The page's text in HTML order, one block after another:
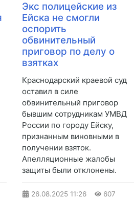
Экс полицейские из
Ейска не смогли
оспорить
обвинительный
приговор по делу о
взятках
Краснодарский краевой суд
оставил в силе
обвинительный приговор
бывшим сотрудникам УМВД
России по городу Ейску,
признанным виновными в
получении взяток.
Апелляционные жалобы
защиты были отклонены.
26.08.2025 11:26
607